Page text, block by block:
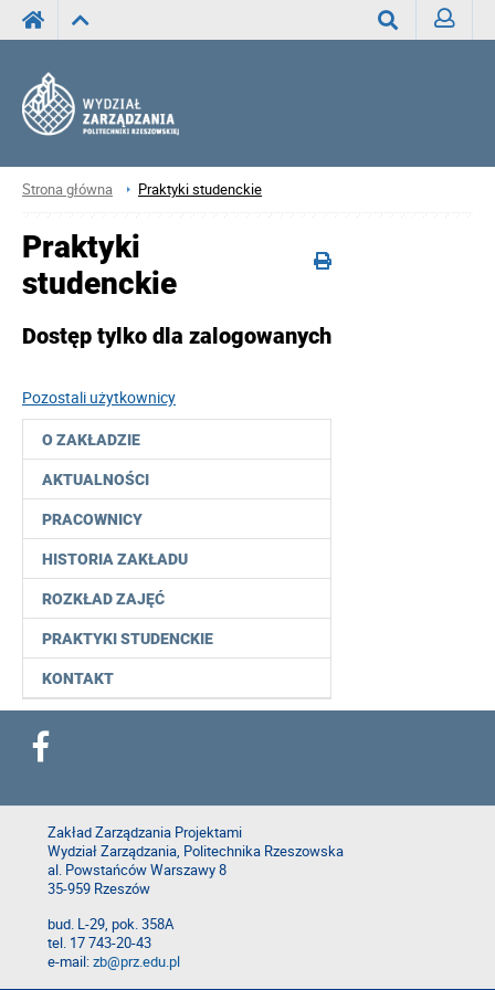
Strona główna Praktyki studenckie
O ZAKŁADZIE
AKTUALNOŚCI
PRACOWNICY
HISTORIA ZAKŁADU
ROZKŁAD ZAJĘĆ
PRAKTYKI STUDENCKIE
KONTAKT
Praktyki
studenckie
Dostęp tylko dla zalogowanych
Pozostali użytkownicy
Zakład Zarządzania Projektami
Wydział Zarządzania, Politechnika Rzeszowska
al. Powstańców Warszawy 8
35-959 Rzeszów
bud. L-29, pok. 358A
tel. 17 743-20-43
e-mail:zb@prz.edu.pl